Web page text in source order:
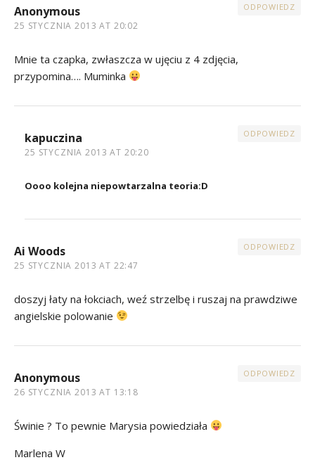
Anonymous
25 STYCZNIA 2013 AT 20:02
ODPOWIEDZ
Mnie ta czapka, zwłaszcza w ujęciu z 4 zdjęcia,
przypomina…. Muminka
kapuczina
25 STYCZNIA 2013 AT 20:20
ODPOWIEDZ
Oooo kolejna niepowtarzalna teoria:D
Ai Woods
25 STYCZNIA 2013 AT 22:47
ODPOWIEDZ
doszyj łaty na łokciach, weź strzelbę i ruszaj na prawdziwe
angielskie polowanie
Anonymous
26 STYCZNIA 2013 AT 13:18
ODPOWIEDZ
Świnie ? To pewnie Marysia powiedziała
Marlena W